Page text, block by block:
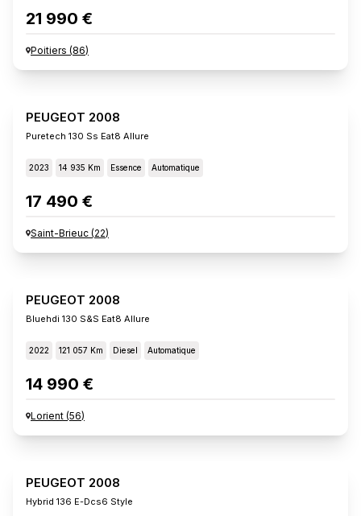
21 990 €
Poitiers (86)
PEUGEOT 2008
Puretech 130 Ss Eat8 Allure
2023 14 935 Km Essence Automatique
17 490 €
Saint-Brieuc (22)
PEUGEOT 2008
Bluehdi 130 S&s Eat8 Allure
2022 121 057 Km Diesel Automatique
14 990 €
Lorient (56)
PEUGEOT 2008
Hybrid 136 E-Dcs6 Style